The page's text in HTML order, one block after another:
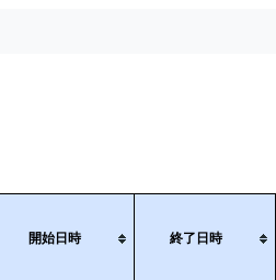
開始日時 終了日時